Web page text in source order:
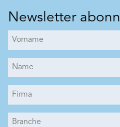
Newsletter